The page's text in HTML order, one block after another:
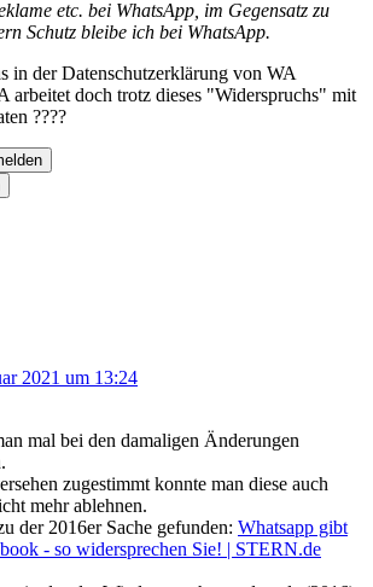
etc. bei WhatsApp, im Gegensatz zu
Schutz bleibe ich bei WhatsApp.
in der Datenschutzerklärung von WA
arbeitet doch trotz dieses "Widerspruchs" mit
????
2021 um 13:24
mal bei den damaligen Änderungen
zugestimmt konnte man diese auch
mehr ablehnen.
der 2016er Sache gefunden: Whatsapp gibt
- so widersprechen Sie! | STERN.de